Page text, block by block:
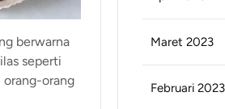
berwarna
seperti
orang-orang
Maret 2023
Februari 2023